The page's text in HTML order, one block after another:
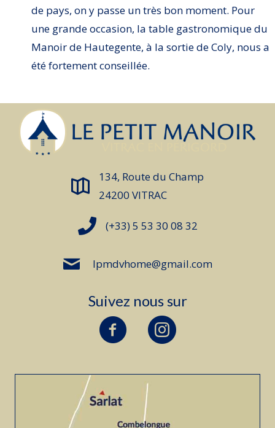
de pays, on y passe un très bon moment. Pour
une grande occasion, la table gastronomique du
Manoir de Hautegente, à la sortie de Coly, nous a
été fortement conseillée.
134, Route du Champ
24200 VITRAC
(+33) 5 53 30 08 32
lpmdvhome@gmail.com
Suivez nous sur